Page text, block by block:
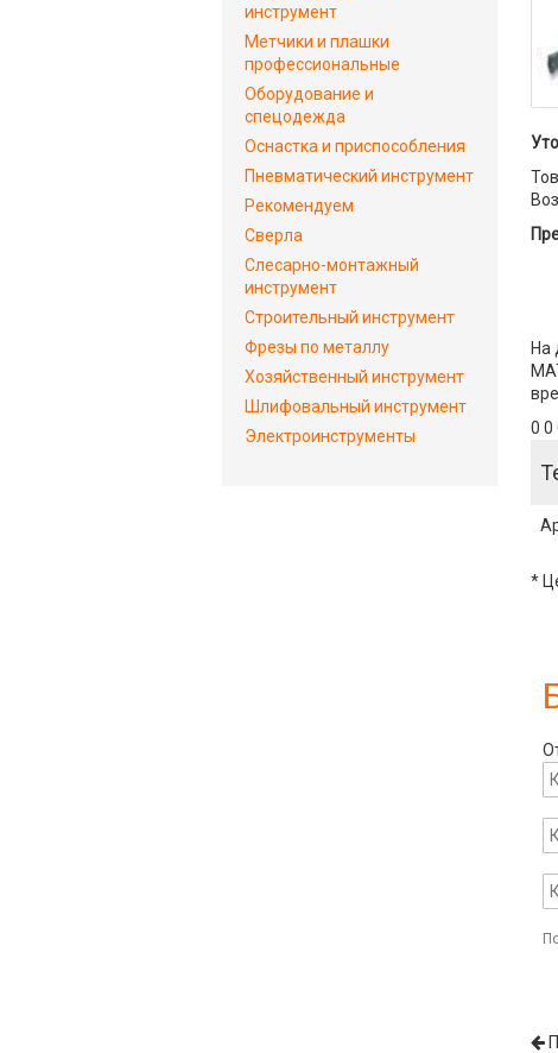
На
0 0
*
инструмент
Метчики и плашки
профессиональные
Оборудование и
спецодежда
Оснастка и приспособления
Пневматический инструмент
Рекомендуем
Сверла
Слесарно-монтажный
инструмент
Строительный инструмент
Фрезы по металлу
Хозяйственный инструмент
Шлифовальный инструмент
Электроинструменты